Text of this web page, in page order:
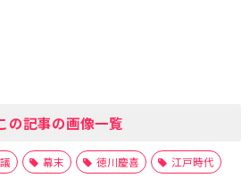
の記事の画像一覧
幕末 徳川慶喜 江戸時代